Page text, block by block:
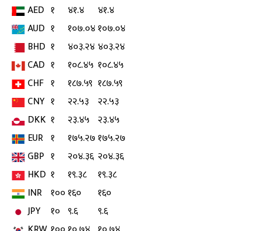
AED १ ४१.४
४१.४
AUD १ १०७.०४१०७.०४
BHD १ ४०३.२४ ४०३.२४
CAD १ १०८.४५ १०८.४५
CHF १ १८७.५९ १८७.५९
CNY १ २२.५३
२२.५३
DKK १ २३.४५ २३.४५
EUR १ १७५.२७१७५.२७
GBP १ २०४.३६ २०४.३६
HKD १ १९.३८
१९.३८
INR १००१६०
१६०
JPY
१० ९.६
९.६